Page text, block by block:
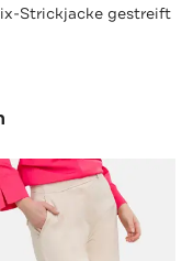
Strickjacke gestreift